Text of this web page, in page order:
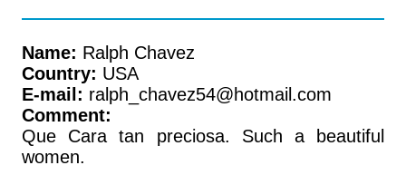
Name: Ralph Chavez
Country: USA
E-mail: ralph_chavez54@hotmail.com
Comment:
Que Cara tan preciosa. Such a beautiful
women.